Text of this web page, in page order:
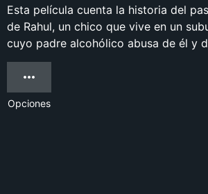
Esta película cuenta la historia del
de Rahul, un chico que vive en un
cuyo padre alcohólico abusa de él y
Opciones